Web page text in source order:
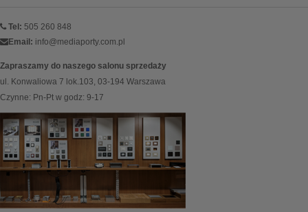
Tel: 505 260 848
Email: info@mediaporty.com.pl
Zapraszamy do naszego salonu sprzedaży
ul. Konwaliowa 7 lok.103, 03-194 Warszawa
Czynne: Pn-Pt w godz: 9-17